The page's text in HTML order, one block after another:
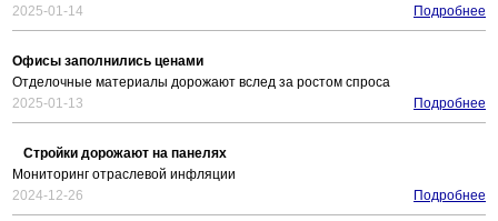
2025-01-14
Подробнее
Офисы заполнились ценами
Отделочные материалы дорожают вслед за ростом спроса
2025-01-13
Подробнее
Стройки дорожают на панелях
Мониторинг отраслевой инфляции
2024-12-26
Подробнее